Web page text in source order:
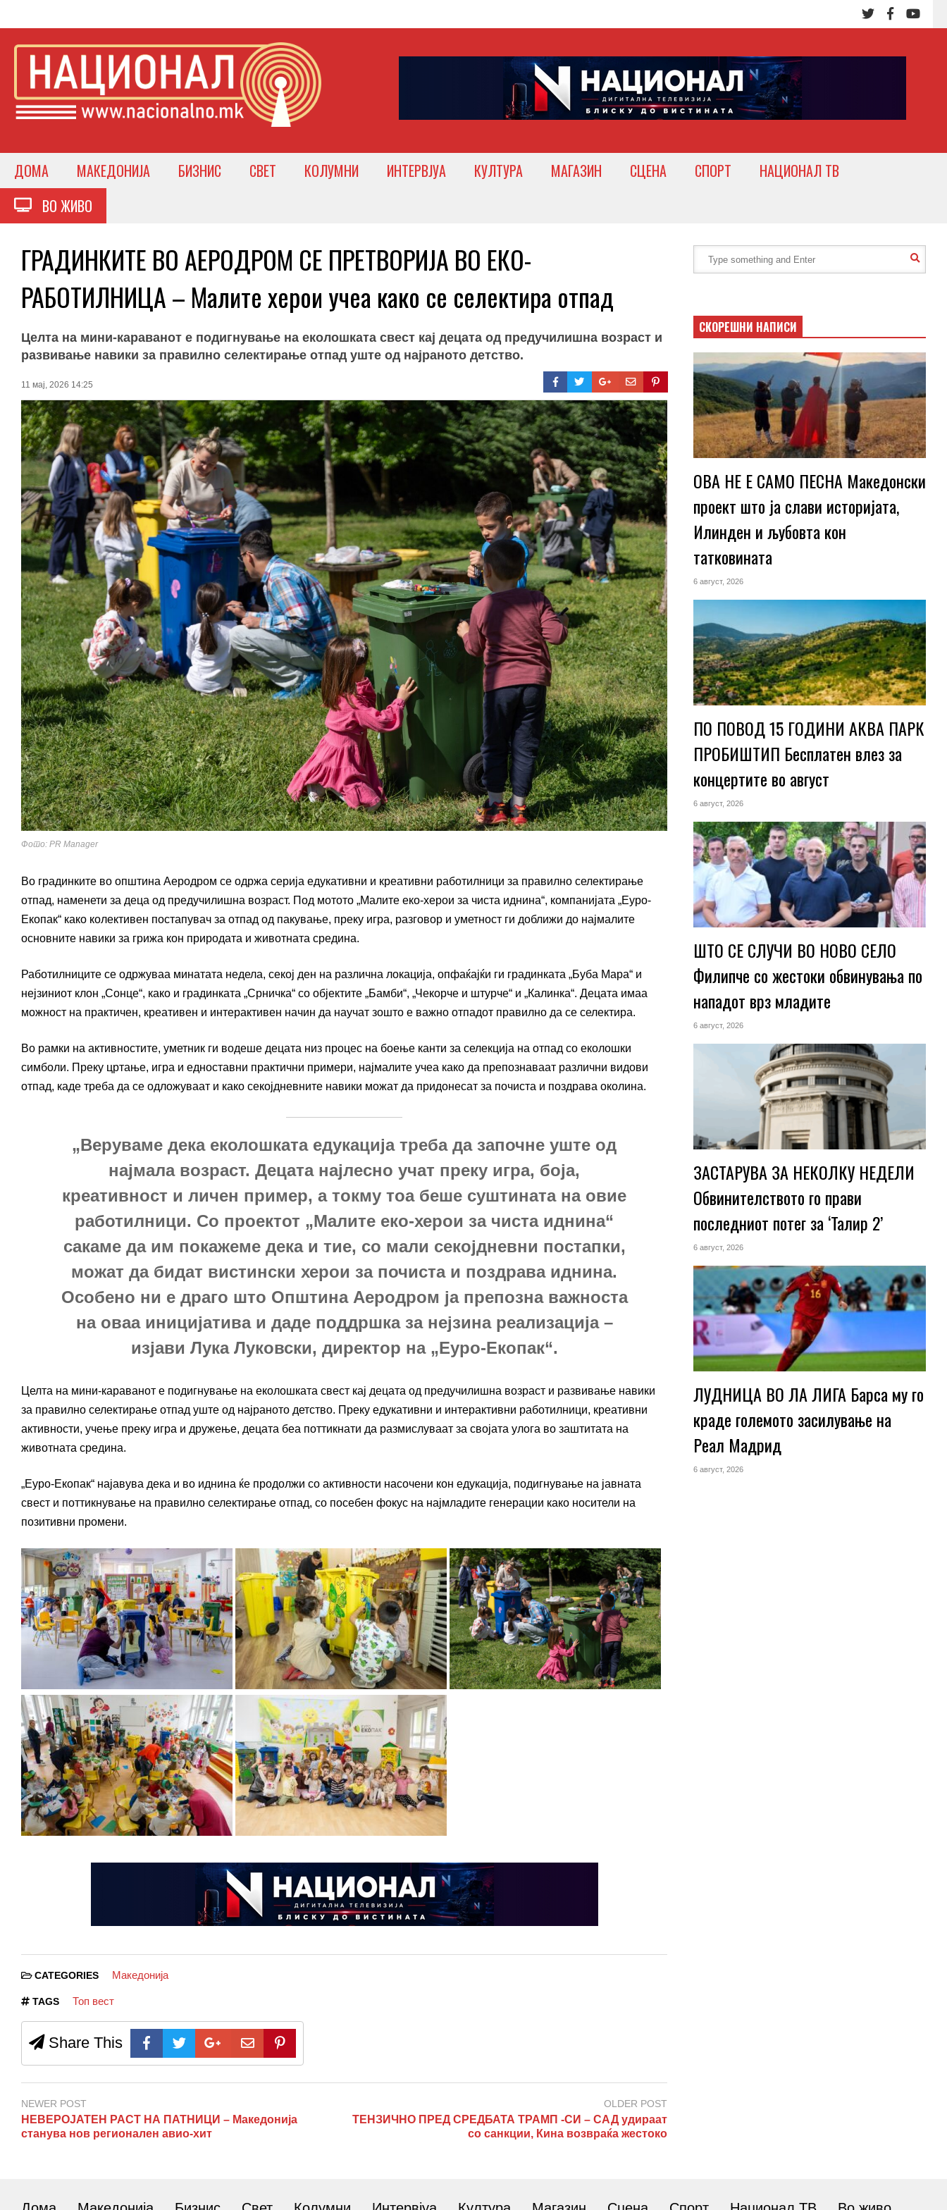
ДОМА МАКЕДОНИЈА БИЗНИС СВЕТ КОЛУМНИ ИНТЕРВЈУА КУЛТУРА МАГАЗИН СЦЕНА СПОРТ
НАЦИОНАЛ ТВ
ВО ЖИВО
ГРАДИНКИТЕ ВО АЕРОДРОМ СЕ ПРЕТВОРИЈА ВО ЕКО-
РАБОТИЛНИЦА – Малите херои учеа како се селектира отпад
Целта на мини-караванот е подигнување на еколошката свест кај децата од предучилишна возраст и
развивање навики за правилно селектирање отпад уште од најраното детство.
11 мај, 2026 14:25
Фото: PR Manager
Во градинките во општина Аеродром се одржа серија едукативни и креативни работилници за правилно селектирање
отпад, наменети за деца од предучилишна возраст. Под мотото „Малите еко-херои за чиста иднина“, компанијата „Еуро-
Екопак“ како колективен постапувач за отпад од пакување, преку игра, разговор и уметност ги доближи до најмалите
основните навики за грижа кон природата и животната средина.
Работилниците се одржуваа минатата недела, секој ден на различна локација, опфаќајќи ги градинката „Буба Мара“ и
нејзиниот клон „Сонце“, како и градинката „Срничка“ со објектите „Бамби“, „Чекорче и штурче“ и „Калинка“. Децата имаа
можност на практичен, креативен и интерактивен начин да научат зошто е важно отпадот правилно да се селектира.
Во рамки на активностите, уметник ги водеше децата низ процес на боење канти за селекција на отпад со еколошки
симболи. Преку цртање, игра и едноставни практични примери, најмалите учеа како да препознаваат различни видови
отпад, каде треба да се одложуваат и како секојдневните навики можат да придонесат за почиста и поздрава околина.
„Веруваме дека еколошката едукација треба да започне уште од
најмала возраст. Децата најлесно учат преку игра, боја,
креативност и личен пример, а токму тоа беше суштината на овие
работилници. Со проектот „Малите еко-херои за чиста иднина“
сакаме да им покажеме дека и тие, со мали секојдневни постапки,
можат да бидат вистински херои за почиста и поздрава иднина.
Особено ни е драго што Општина Аеродром ја препозна важноста
на оваа иницијатива и даде поддршка за нејзина реализација –
изјави Лука Луковски, директор на „Еуро-Екопак“.
Целта на мини-караванот е подигнување на еколошката свест кај децата од предучилишна возраст и развивање навики
за правилно селектирање отпад уште од најраното детство. Преку едукативни и интерактивни работилници, креативни
активности, учење преку игра и дружење, децата беа поттикнати да размислуваат за својата улога во заштитата на
животната средина.
„Еуро-Екопак“ најавува дека и во иднина ќе продолжи со активности насочени кон едукација, подигнување на јавната
свест и поттикнување на правилно селектирање отпад, со посебен фокус на најмладите генерации како носители на
позитивни промени.
CATEGORIES Македонија
TAGS Топ вест
Share This
NEWER POST
НЕВЕРОЈАТЕН РАСТ НА ПАТНИЦИ – Македонија
станува нов регионален авио-хит
OLDER POST
ТЕНЗИЧНО ПРЕД СРЕДБАТА ТРАМП -СИ – САД удираат
со санкции, Кина возвраќа жестоко
СКОРЕШНИ НАПИСИ
ОВА НЕ Е САМО ПЕСНА Македонски
проект што ја слави историјата,
Илинден и љубовта кон
татковината
6 август, 2026
ПО ПОВОД 15 ГОДИНИ АКВА ПАРК
ПРОБИШТИП Бесплатен влез за
концертите во август
6 август, 2026
ШТО СЕ СЛУЧИ ВО НОВО СЕЛО
Филипче со жестоки обвинувања по
нападот врз младите
6 август, 2026
ЗАСТАРУВА ЗА НЕКОЛКУ НЕДЕЛИ
Обвинителството го прави
последниот потег за ‘Талир 2’
6 август, 2026
ЛУДНИЦА ВО ЛА ЛИГА Барса му го
краде големото засилување на
Реал Мадрид
6 август, 2026